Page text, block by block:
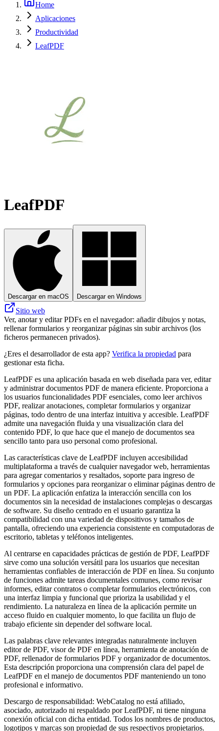
Home
Aplicaciones
Productividad
LeafPDF
LeafPDF
Descargar en macOS Descargar en Windows
Sitio web
Ver, anotar y editar PDFs en el navegador: añadir dibujos y notas,
rellenar formularios y reorganizar páginas sin subir archivos (los
ficheros permanecen privados).
¿Eres el desarrollador de esta app? Verifica la propiedad para
gestionar esta ficha.
LeafPDF es una aplicación basada en web diseñada para ver, editar
y administrar documentos PDF de manera eficiente. Proporciona a
los usuarios funcionalidades PDF esenciales, como leer archivos
PDF, realizar anotaciones, completar formularios y organizar
páginas, todo dentro de una interfaz intuitiva y accesible. LeafPDF
admite una navegación fluida y una visualización clara del
contenido PDF, lo que hace que el manejo de documentos sea
sencillo tanto para uso personal como profesional.
Las características clave de LeafPDF incluyen accesibilidad
multiplataforma a través de cualquier navegador web, herramientas
para agregar comentarios y resaltados, soporte para ingreso de
formularios y opciones para reorganizar o eliminar páginas dentro de
un PDF. La aplicación enfatiza la interacción sencilla con los
documentos sin la necesidad de instalaciones complejas o descargas
de software. Su diseño centrado en el usuario garantiza la
compatibilidad con una variedad de dispositivos y tamaños de
pantalla, ofreciendo una experiencia consistente en computadoras de
escritorio, tabletas y teléfonos inteligentes.
Al centrarse en capacidades prácticas de gestión de PDF, LeafPDF
sirve como una solución versátil para los usuarios que necesitan
herramientas confiables de interacción de PDF en línea. Su conjunto
de funciones admite tareas documentales comunes, como revisar
informes, editar contratos o completar formularios electrónicos, con
una interfaz limpia y funcional que prioriza la usabilidad y el
rendimiento. La naturaleza en línea de la aplicación permite un
acceso fluido en cualquier momento, lo que facilita un flujo de
trabajo eficiente sin depender del software local.
Las palabras clave relevantes integradas naturalmente incluyen
editor de PDF, visor de PDF en línea, herramienta de anotación de
PDF, rellenador de formularios PDF y organizador de documentos.
Esta descripción proporciona una comprensión clara del papel de
LeafPDF en el manejo de documentos PDF manteniendo un tono
profesional e informativo.
Descargo de responsabilidad: WebCatalog no está afiliado,
asociado, autorizado ni respaldado por LeafPDF, ni tiene ninguna
conexión oficial con dicha entidad. Todos los nombres de productos,
logotipos y marcas son propiedad de sus respectivos propietarios.